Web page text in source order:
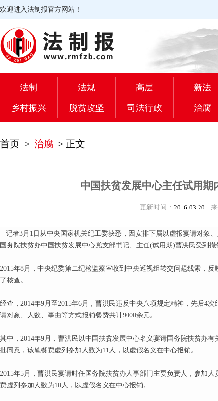
欢迎进入法制报官方网站！
法制 法规 高层 新法
乡村振兴 脱贫攻坚 司法行政 治腐
首页 > 治腐 > 正文
中国扶贫发展中心主任试用期
更新时间： 2016-03-20
记者3月1日从中央国家机关纪工委获悉，因安排下属以虚报宴请对象
国务院扶贫办中国扶贫发展中心党支部书记、主任(试用期)曹洪民受到
2015年8月，中央纪委第二纪检监察室收到中央巡视组转交问题线索，
了核查。
经查，2014年9月至2015年6月，曹洪民违反中央八项规定精神，先后4
请对象、人数、事由等方式报销餐费共计9000余元。
其中，2014年9月，曹洪民以中国扶贫发展中心名义宴请国务院扶贫办
批同意，该笔餐费虚列参加人数为11人，以虚假名义在中心报销。
2015年5月，曹洪民宴请时任国务院扶贫办人事部门主要负责人，参加
费虚列参加人数为10人，以虚假名义在中心报销。